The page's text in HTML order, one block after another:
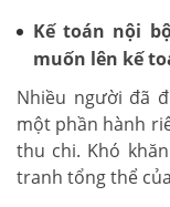
Kế toán nội
muốn lên kế
Nhiều người đã
một phần hành
thu chi. Khó
tranh tổng thể